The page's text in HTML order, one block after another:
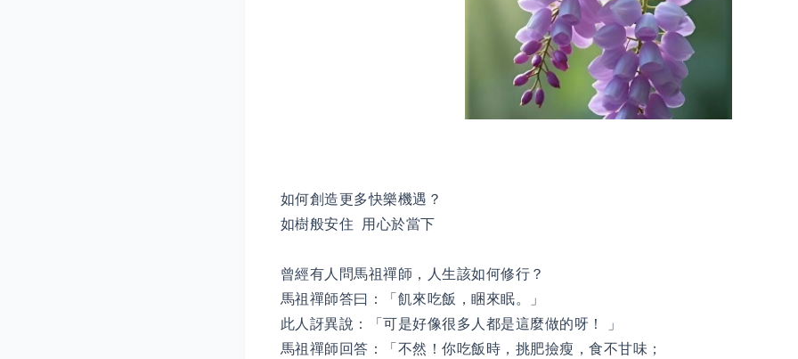
如何創造更多快樂機遇？
如樹般安住 用心於當下
曾經有人問馬祖禪師，人生該如何修行？
馬祖禪師答曰：「飢來吃飯，睏來眠。」
此人訝異說：「可是好像很多人都是這麼做的呀！ 」
馬祖禪師回答：「不然！你吃飯時，挑肥撿瘦，食不甘味；